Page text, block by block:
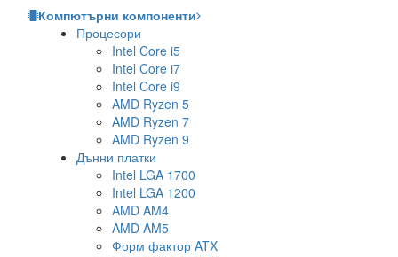
Компютърни компоненти
Процесори
Intel Core i5
Intel Core i7
Intel Core i9
AMD Ryzen 5
AMD Ryzen 7
AMD Ryzen 9
Дънни платки
Intel LGA 1700
Intel LGA 1200
AMD AM4
AMD AM5
Форм фактор ATX